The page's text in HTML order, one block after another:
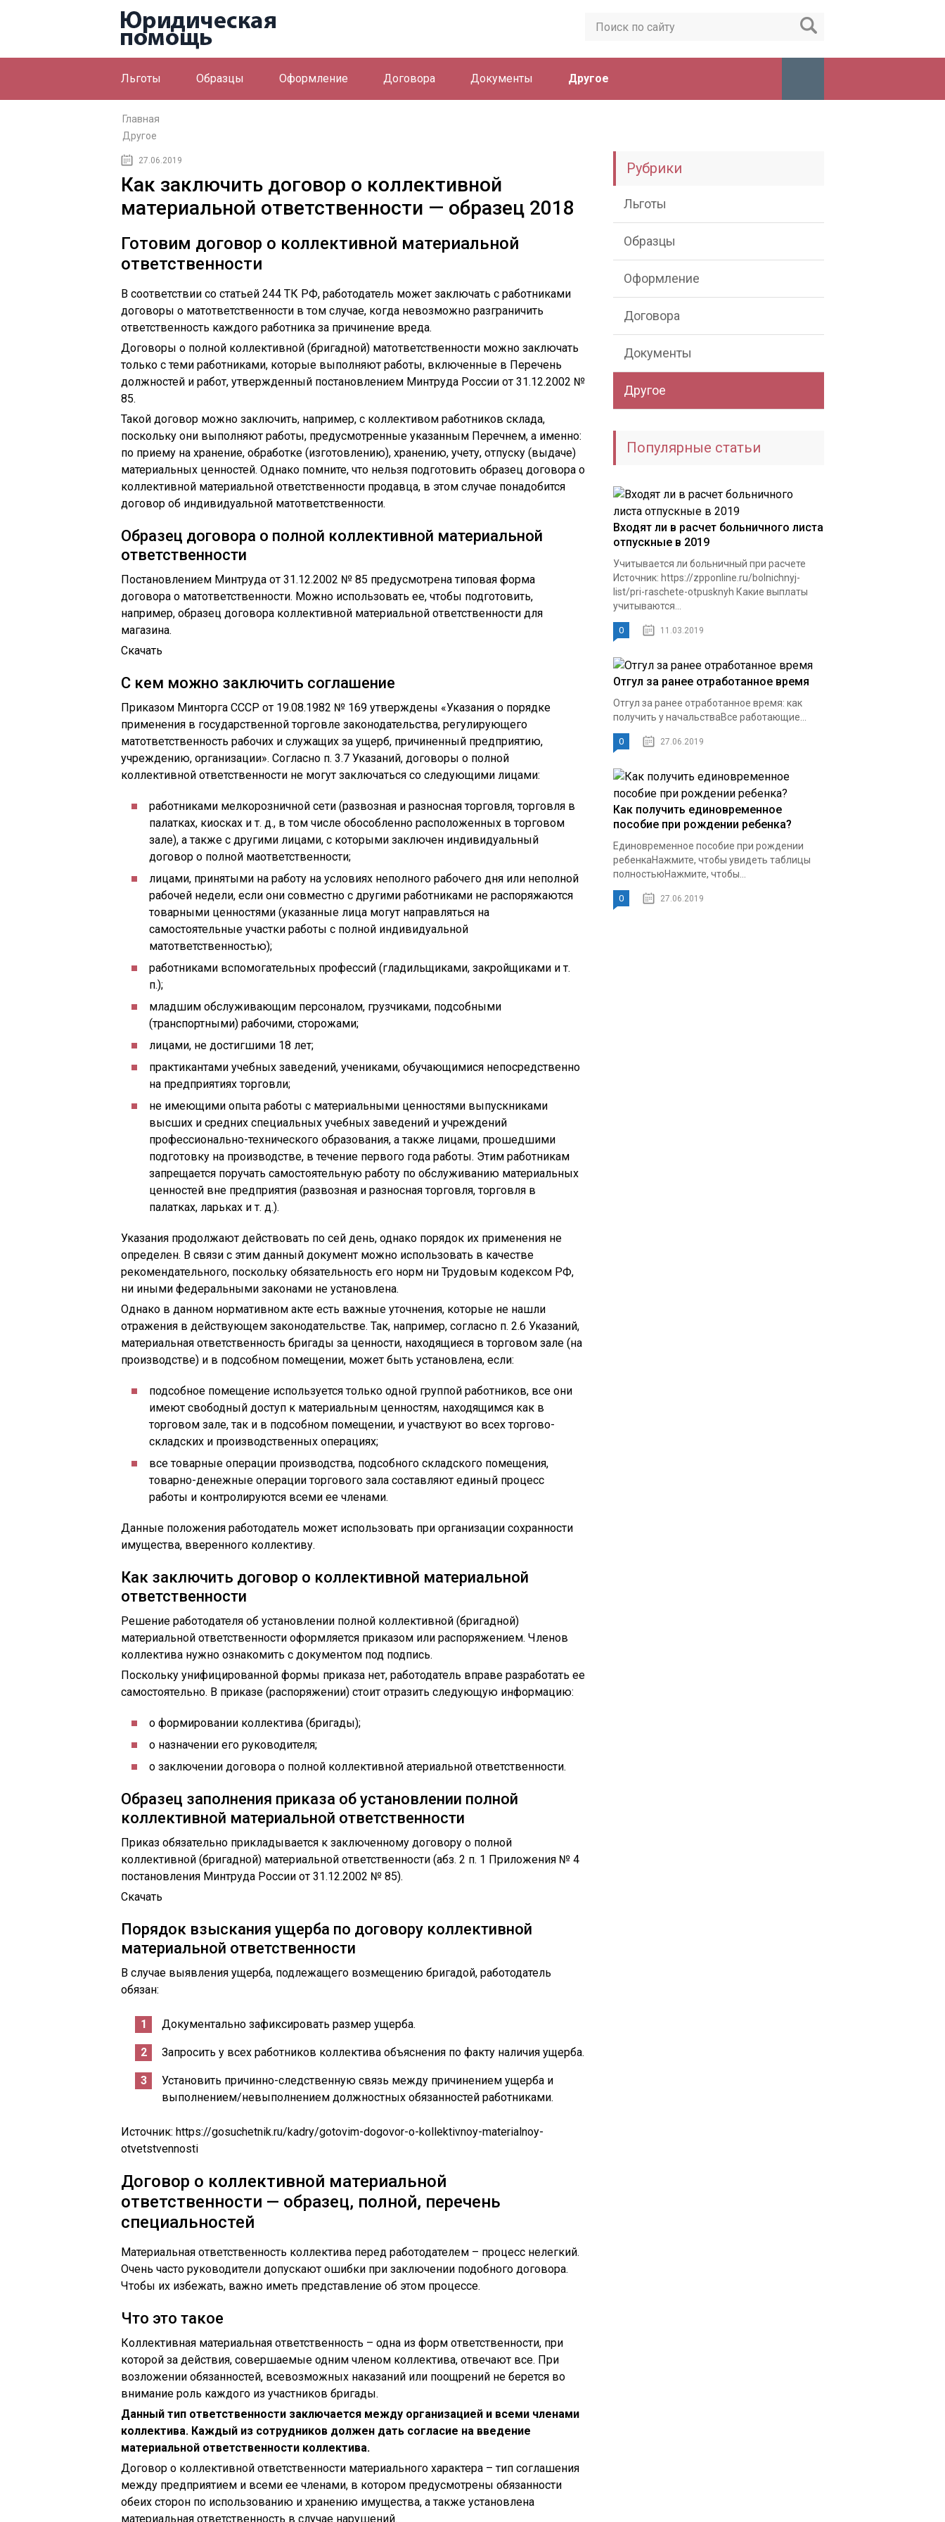
Льготы Образцы Оформление Договора Документы Другое
Главная
Другое
27.06.2019
Как заключить договор о коллективной
материальной ответственности — образец 2018
Готовим договор о коллективной материальной
ответственности
В соответствии со статьей 244 ТК РФ, работодатель может заключать с работниками
договоры о матответственности в том случае, когда невозможно разграничить
ответственность каждого работника за причинение вреда.
Договоры о полной коллективной (бригадной) матответственности можно заключать
только с теми работниками, которые выполняют работы, включенные в Перечень
должностей и работ, утвержденный постановлением Минтруда России от 31.12.2002 №
85.
Такой договор можно заключить, например, с коллективом работников склада,
поскольку они выполняют работы, предусмотренные указанным Перечнем, а именно:
по приему на хранение, обработке (изготовлению), хранению, учету, отпуску (выдаче)
материальных ценностей. Однако помните, что нельзя подготовить образец договора о
коллективной материальной ответственности продавца, в этом случае понадобится
договор об индивидуальной матответственности.
Образец договора о полной коллективной материальной
ответственности
Постановлением Минтруда от 31.12.2002 № 85 предусмотрена типовая форма
договора о матответственности. Можно использовать ее, чтобы подготовить,
например, образец договора коллективной материальной ответственности для
магазина.
Скачать
С кем можно заключить соглашение
Приказом Минторга СССР от 19.08.1982 № 169 утверждены «Указания о порядке
применения в государственной торговле законодательства, регулирующего
матответственность рабочих и служащих за ущерб, причиненный предприятию,
учреждению, организации». Согласно п. 3.7 Указаний, договоры о полной
коллективной ответственности не могут заключаться со следующими лицами:
работниками мелкорозничной сети (развозная и разносная торговля, торговля в
палатках, киосках и т. д., в том числе обособленно расположенных в торговом
зале), а также с другими лицами, с которыми заключен индивидуальный
договор о полной маответственности;
лицами, принятыми на работу на условиях неполного рабочего дня или неполной
рабочей недели, если они совместно с другими работниками не распоряжаются
товарными ценностями (указанные лица могут направляться на
самостоятельные участки работы с полной индивидуальной
матответственностью);
работниками вспомогательных профессий (гладильщиками, закройщиками и т.
п.);
младшим обслуживающим персоналом, грузчиками, подсобными
(транспортными) рабочими, сторожами;
лицами, не достигшими 18 лет;
практикантами учебных заведений, учениками, обучающимися непосредственно
на предприятиях торговли;
не имеющими опыта работы с материальными ценностями выпускниками
высших и средних специальных учебных заведений и учреждений
профессионально-технического образования, а также лицами, прошедшими
подготовку на производстве, в течение первого года работы. Этим работникам
запрещается поручать самостоятельную работу по обслуживанию материальных
ценностей вне предприятия (развозная и разносная торговля, торговля в
палатках, ларьках и т. д.).
Указания продолжают действовать по сей день, однако порядок их применения не
определен. В связи с этим данный документ можно использовать в качестве
рекомендательного, поскольку обязательность его норм ни Трудовым кодексом РФ,
ни иными федеральными законами не установлена.
Однако в данном нормативном акте есть важные уточнения, которые не нашли
отражения в действующем законодательстве. Так, например, согласно п. 2.6 Указаний,
материальная ответственность бригады за ценности, находящиеся в торговом зале (на
производстве) и в подсобном помещении, может быть установлена, если:
подсобное помещение используется только одной группой работников, все они
имеют свободный доступ к материальным ценностям, находящимся как в
торговом зале, так и в подсобном помещении, и участвуют во всех торгово-
складских и производственных операциях;
все товарные операции производства, подсобного складского помещения,
товарно-денежные операции торгового зала составляют единый процесс
работы и контролируются всеми ее членами.
Данные положения работодатель может использовать при организации сохранности
имущества, вверенного коллективу.
Как заключить договор о коллективной материальной
ответственности
Решение работодателя об установлении полной коллективной (бригадной)
материальной ответственности оформляется приказом или распоряжением. Членов
коллектива нужно ознакомить с документом под подпись.
Поскольку унифицированной формы приказа нет, работодатель вправе разработать ее
самостоятельно. В приказе (распоряжении) стоит отразить следующую информацию:
о формировании коллектива (бригады);
о назначении его руководителя;
о заключении договора о полной коллективной атериальной ответственности.
Образец заполнения приказа об установлении полной
коллективной материальной ответственности
Приказ обязательно прикладывается к заключенному договору о полной
коллективной (бригадной) материальной ответственности (абз. 2 п. 1 Приложения № 4
постановления Минтруда России от 31.12.2002 № 85).
Скачать
Порядок взыскания ущерба по договору коллективной
материальной ответственности
В случае выявления ущерба, подлежащего возмещению бригадой, работодатель
обязан:
Документально зафиксировать размер ущерба.
Запросить у всех работников коллектива объяснения по факту наличия ущерба.
Установить причинно-следственную связь между причинением ущерба и
выполнением/невыполнением должностных обязанностей работниками.
Источник: https://gosuchetnik.ru/kadry/gotovim-dogovor-o-kollektivnoy-materialnoy-
otvetstvennosti
Договор о коллективной материальной
ответственности — образец, полной, перечень
специальностей
Материальная ответственность коллектива перед работодателем – процесс нелегкий.
Очень часто руководители допускают ошибки при заключении подобного договора.
Чтобы их избежать, важно иметь представление об этом процессе.
Что это такое
Коллективная материальная ответственность – одна из форм ответственности, при
которой за действия, совершаемые одним членом коллектива, отвечают все. При
возложении обязанностей, всевозможных наказаний или поощрений не берется во
внимание роль каждого из участников бригады.
Данный тип ответственности заключается между организацией и всеми членами
коллектива. Каждый из сотрудников должен дать согласие на введение
материальной ответственности коллектива.
Договор о коллективной ответственности материального характера – тип соглашения
между предприятием и всеми ее членами, в котором предусмотрены обязанности
обеих сторон по использованию и хранению имущества, а также установлена
материальная ответственность в случае нарушений.
Рубрики
Льготы
Образцы
Оформление
Договора
Документы
Другое
Популярные статьи
Входят ли в расчет больничного листа
отпускные в 2019
Учитывается ли больничный при расчете
Источник: https://zpponline.ru/bolnichnyj-
list/pri-raschete-otpusknyh Какие выплаты
учитываются...
0 11.03.2019
Отгул за ранее отработанное время
Отгул за ранее отработанное время: как
получить у начальстваВсе работающие...
0 27.06.2019
Как получить единовременное
пособие при рождении ребенка?
Единовременное пособие при рождении
ребенкаНажмите, чтобы увидеть таблицы
полностьюНажмите, чтобы...
0 27.06.2019